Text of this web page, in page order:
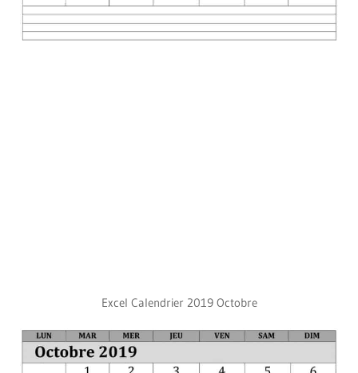
Excel Calendrier 2019 Octobre